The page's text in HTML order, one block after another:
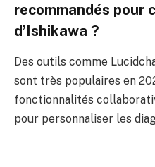
recommandés pour
d’Ishikawa ?
Des outils comme
sont très populaires en
fonctionnalités
pour personnaliser les